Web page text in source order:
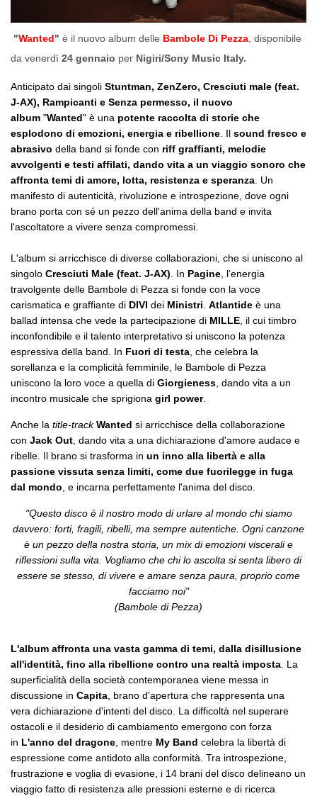
"Wanted" è il nuovo album delle Bambole Di Pezza , disponibile
da venerdì 24 gennaio per Nigiri/Sony Music Italy.
Anticipato dai singoli Stuntman, ZenZero, Cresciuti male (feat.
J-AX), Rampicanti e Senza permesso, il nuovo
album "Wanted" è una potente raccolta di storie che
esplodono di emozioni, energia e ribellione . Il sound fresco e
abrasivo della band si fonde con riff graffianti, melodie
avvolgenti e testi affilati, dando vita a un viaggio sonoro che
affronta temi di amore, lotta, resistenza e speranza . Un
manifesto di autenticità, rivoluzione e introspezione, dove ogni
brano porta con sé un pezzo dell'anima della band e invita
l'ascoltatore a vivere senza compromessi.
L'album si arricchisce di diverse collaborazioni, che si uniscono al
singolo Cresciuti Male (feat. J-AX) . In Pagine , l’energia
travolgente delle Bambole di Pezza si fonde con la voce
carismatica e graffiante di DIVI dei Ministri Atlantide è una
ballad intensa che vede la partecipazione di MILLE , il cui timbro
inconfondibile e il talento interpretativo si uniscono la potenza
espressiva della band. In Fuori di testa , che celebra la
sorellanza e la complicità femminile, le Bambole di Pezza
uniscono la loro voce a quella di Giorgieness , dando vita a un
incontro musicale che sprigiona girl power.
Anche la title-track Wanted si arricchisce della collaborazione
con Jack Out , dando vita a una dichiarazione d'amore audace e
ribelle. Il brano si trasforma in un inno alla libertà e alla
passione vissuta senza limiti, come due fuorilegge in fuga
dal mondo , e incarna perfettamente l'anima del disco.
"Questo disco è il nostro modo di urlare al mondo chi siamo
davvero: forti, fragili, ribelli, ma sempre autentiche. Ogni canzone
è un pezzo della nostra storia, un mix di emozioni viscerali e
riflessioni sulla vita. Vogliamo che chi lo ascolta si senta libero di
essere se stesso, di vivere e amare senza paura, proprio come
facciamo noi"
(Bambole di Pezza)
L'album affronta una vasta gamma di temi, dalla disillusione
all'identità, fino alla ribellione contro una realtà imposta . La
superficialità della società contemporanea viene messa in
discussione in Capita , brano d'apertura che rappresenta una
vera dichiarazione d'intenti del disco. La difficoltà nel superare
ostacoli e il desiderio di cambiamento emergono con forza
in L'anno del dragone , mentre My Band celebra la libertà di
espressione come antidoto alla conformità. Tra introspezione,
frustrazione e voglia di evasione, i 14 brani del disco delineano un
viaggio fatto di resistenza alle pressioni esterne e di ricerca